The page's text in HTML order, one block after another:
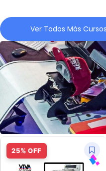
Ver Todos Más Cursos